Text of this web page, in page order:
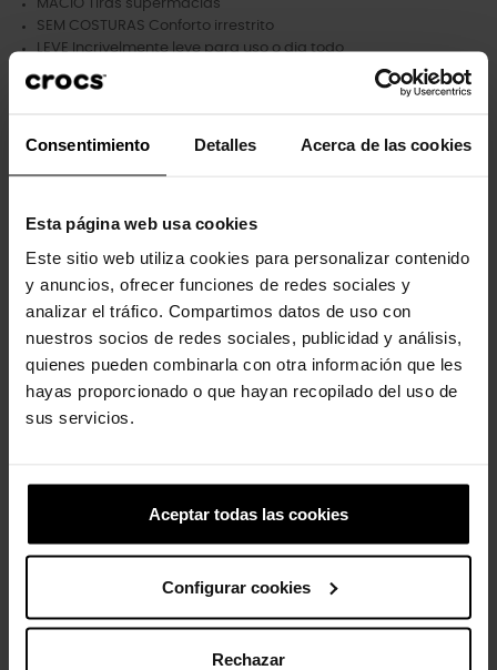
Consentimiento Detalles Acerca de las cookies
Esta página web usa cookies
Este sitio web utiliza cookies para personalizar contenido
y anuncios, ofrecer funciones de redes sociales y
analizar el tráfico. Compartimos datos de uso con
nuestros socios de redes sociales, publicidad y análisis,
quienes pueden combinarla con otra información que les
hayas proporcionado o que hayan recopilado del uso de
sus servicios.
Aceptar todas las cookies
Configurar cookies
Rechazar
MACIO Tiras supermacias
SEM COSTURAS Conforto irrestrito
LEVE Incrivelmente leve para uso o dia todo
FLEXÍVEL Move-se com você e a cada passo que você dá
Palmilha Croslite™ macia e afundável
Clientes que compraram este
produto também compraram:
-20%
Sandálias femininas de...
64,90 € 51,92 €
-20%
Sandálias slide unissexo...
64,99 € 51,99 €
-20% -20%